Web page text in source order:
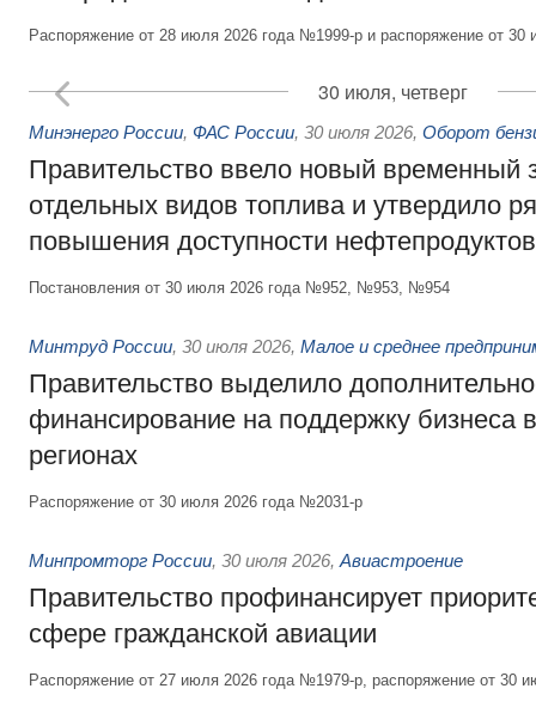
Распоряжение от 28 июля 2026 года №1999-р и распоряжение от
30 июля, четверг
Минэнерго России, ФАС России, 30 июля 2026, Оборот
Правительство ввело новый временный
отдельных видов топлива и утвердило
повышения доступности нефтепродуктов
Постановления от 30 июля 2026 года №952, №953, №954
Минтруд России, 30 июля 2026, Малое и среднее
Правительство выделило
финансирование на поддержку бизнеса
регионах
Распоряжение от 30 июля 2026 года №2031-р
Минпромторг России, 30 июля 2026, Авиастроение
Правительство профинансирует
сфере гражданской авиации
Распоряжение от 27 июля 2026 года №1979-р, распоряжение от 30